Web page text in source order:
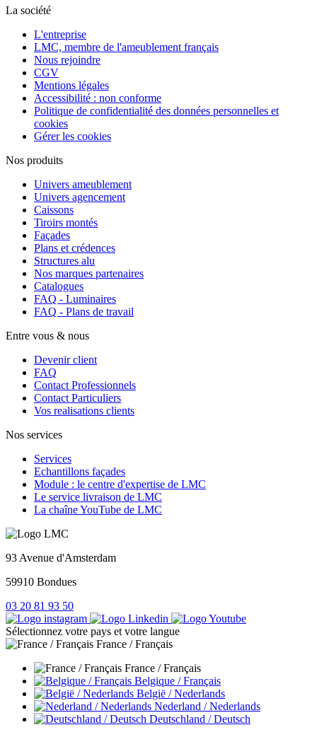
La société
L'entreprise
LMC, membre de l'ameublement français
Nous rejoindre
CGV
Mentions légales
Accessibilité : non conforme
Politique de confidentialité des données personnelles et
cookies
Gérer les cookies
Nos produits
Univers ameublement
Univers agencement
Caissons
Tiroirs montés
Façades
Plans et crédences
Structures alu
Nos marques partenaires
Catalogues
FAQ - Luminaires
FAQ - Plans de travail
Entre vous & nous
Devenir client
FAQ
Contact Professionnels
Contact Particuliers
Vos realisations clients
Nos services
Services
Echantillons façades
Module : le centre d'expertise de LMC
Le service livraison de LMC
La chaîne YouTube de LMC
93 Avenue d'Amsterdam
59910 Bondues
03 20 81 93 50
Sélectionnez votre pays et votre langue
France / Français
France / Français
Belgique / Français
België / Nederlands
Nederland / Nederlands
Deutschland / Deutsch